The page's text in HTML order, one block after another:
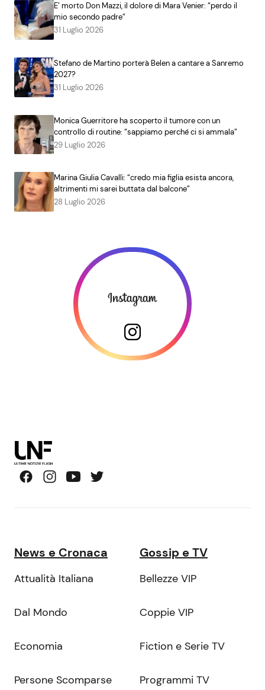
E’ morto Don Mazzi, il dolore di Mara Venier: “perdo il
mio secondo padre”
31 Luglio 2026
Stefano de Martino porterà Belen a cantare a Sanremo
2027?
31 Luglio 2026
Monica Guerritore ha scoperto il tumore con un
controllo di routine: “sappiamo perché ci si ammala”
29 Luglio 2026
Marina Giulia Cavalli: “credo mia figlia esista ancora,
altrimenti mi sarei buttata dal balcone”
28 Luglio 2026
News e Cronaca
Attualità Italiana
Dal Mondo
Economia
Persone Scomparse
Gossip e TV
Bellezze VIP
Coppie VIP
Fiction e Serie TV
Programmi TV